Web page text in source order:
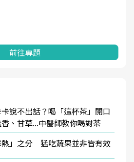
前往專題
說不出話？喝「這杯茶」開口
、甘草...中醫師教你喝對茶
熱」之分 猛吃蔬果並非皆有效